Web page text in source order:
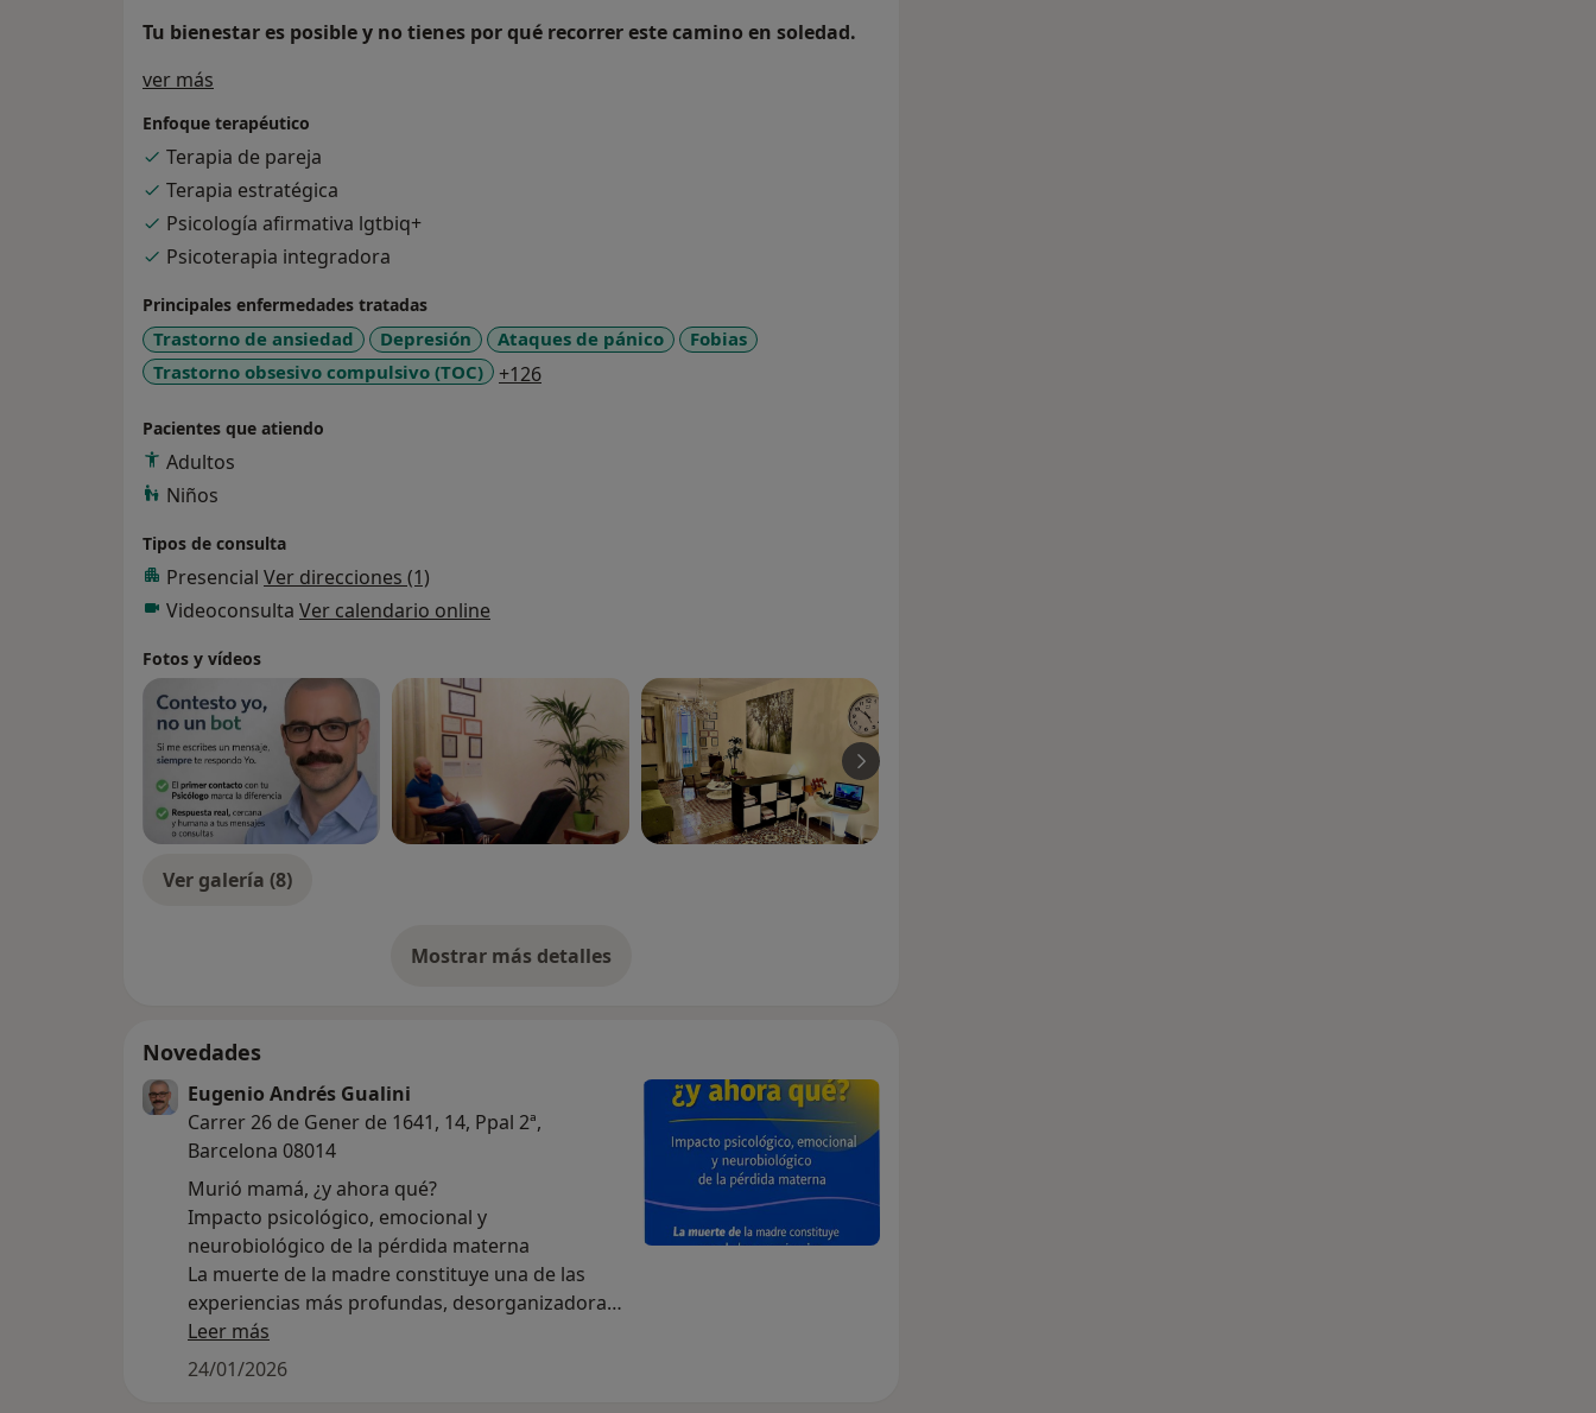
Tu bienestar es posible y no tienes por qué recorrer este camino en soledad.
ver más
Enfoque terapéutico
Terapia de pareja
Terapia estratégica
Psicología afirmativa lgtbiq+
Psicoterapia integradora
Principales enfermedades tratadas
Trastorno de ansiedad Depresión Ataques de pánico
Fobias
Trastorno obsesivo compulsivo (TOC)
+126a11y_sr_more_diseases
Pacientes que atiendo
Adultos
Niños
Tipos de consulta
Presencial Ver direcciones (1)
Videoconsulta Ver calendario online
Fotos y vídeos
Ver galería (8)
Mostrar más detalles
sobre la experiencia
Novedades
Eugenio Andrés Gualini
Carrer 26 de Gener de 1641, 14, Ppal 2ª,
Barcelona 08014
Murió mamá, ¿y ahora qué?
Impacto psicológico, emocional y
neurobiológico de la pérdida materna
La muerte de la madre constituye una de las
experiencias más profundas, desorganizadoras
y transformadoras que puede atravesar una
persona a lo largo de su vida.
Leer más
24/01/2026